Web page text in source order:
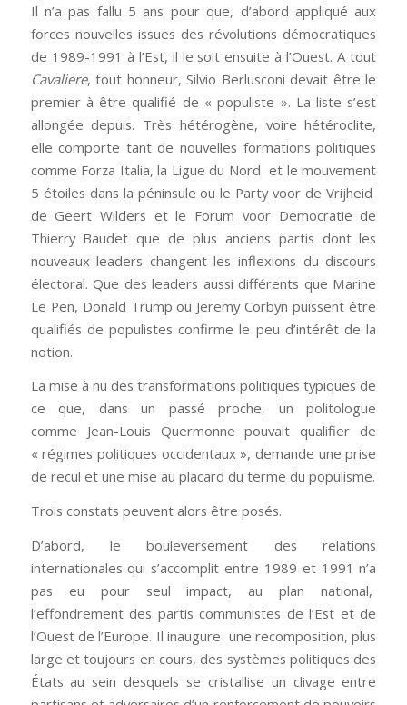
Il n’a pas fallu 5 ans pour que, d’abord appliqué aux
forces nouvelles issues des révolutions démocratiques
de 1989-1991 à l’Est, il le soit ensuite à l’Ouest. A tout
Cavaliere, tout honneur, Silvio Berlusconi devait être le
premier à être qualifié de « populiste ». La liste s’est
allongée depuis. Très hétérogène, voire hétéroclite,
elle comporte tant de nouvelles formations politiques
comme Forza Italia, la Ligue du Nord et le mouvement
5 étoiles dans la péninsule ou le Party voor de Vrijheid
de Geert Wilders et le Forum voor Democratie de
Thierry Baudet que de plus anciens partis dont les
nouveaux leaders changent les inflexions du discours
électoral. Que des leaders aussi différents que Marine
Le Pen, Donald Trump ou Jeremy Corbyn puissent être
qualifiés de populistes confirme le peu d’intérêt de la
notion.
La mise à nu des transformations politiques typiques de
ce que, dans un passé proche, un politologue
comme Jean-Louis Quermonne pouvait qualifier de
« régimes politiques occidentaux », demande une prise
de recul et une mise au placard du terme du populisme.
Trois constats peuvent alors être posés.
D’abord, le bouleversement des relations
internationales qui s’accomplit entre 1989 et 1991 n’a
pas eu pour seul impact, au plan national,
l’effondrement des partis communistes de l’Est et de
l’Ouest de l’Europe. Il inaugure une recomposition, plus
large et toujours en cours, des systèmes politiques des
États au sein desquels se cristallise un clivage entre